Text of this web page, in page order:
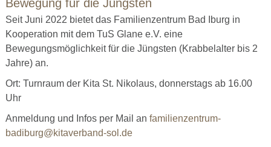
Bewegung für die Jüngsten
Seit Juni 2022 bietet das Familienzentrum Bad Iburg in
Kooperation mit dem TuS Glane e.V. eine
Bewegungsmöglichkeit für die Jüngsten (Krabbelalter bis 2
Jahre) an.
Ort: Turnraum der Kita St. Nikolaus, donnerstags ab 16.00
Uhr
Anmeldung und Infos per Mail an familienzentrum-
badiburg@kitaverband-sol.de